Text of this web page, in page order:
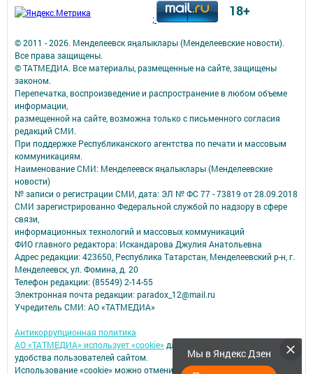
Мы в Яндекс Дзен
© 2011 - 2026. Менделеевск яӊалыклары (Менделеевские новости).
Все права защищены.
© ТАТМЕДИА. Все материалы, размещенные на сайте, защищены
законом.
Перепечатка, воспроизведение и распространение в любом объеме
информации,
размещенной на сайте, возможна только с письменного согласия
редакций СМИ.
При поддержке Республиканского агентства по печати и массовым
коммуникациям.
Наименование СМИ: Менделеевск яӊалыклары (Менделеевские
новости)
№ записи о регистрации СМИ, дата: ЭЛ № ФС 77 - 73819 от 28.09.2018
СМИ зарегистрированно Федеральной службой по надзору в сфере
связи,
информационных технологий и массовых коммуникаций
ФИО главного редактора: Искандарова Джулия Анатольевна
Адрес редакции: 423650, Республика Татарстан, Менделеевский р-н, г.
Менделеевск, ул. Фомина, д. 20
Телефон редакции: (85549) 2-14-55
Электронная почта редакции: paradox_12@mail.ru
Учредитель СМИ: АО «ТАТМЕДИА»
Антикоррупционная политика
АО «ТАТМЕДИА» использует «cookie»для персонализации сервисов и
удобства пользователей сайтом.
Использование «cookie» можно отменить в настройках браузера.
; 18+